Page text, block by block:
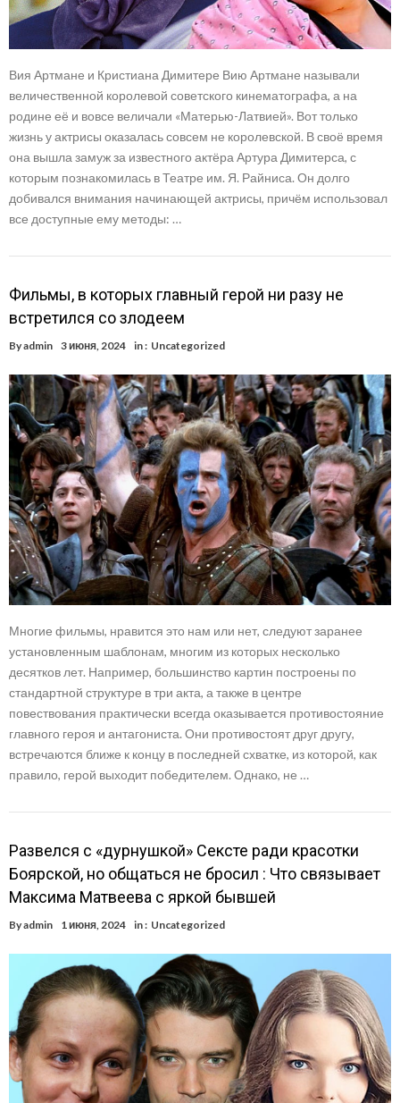
Вия Артмане и Кристиана Димитере Вию Артмане называли
величественной королевой советского кинематографа, а на
родине её и вовсе величали «Матерью-Латвией». Вот только
жизнь у актрисы оказалась совсем не королевской. В своё время
она вышла замуж за известного актёра Артура Димитерса, с
которым познакомилась в Театре им. Я. Райниса. Он долго
добивался внимания начинающей актрисы, причём использовал
все доступные ему методы: …
Фильмы, в которых главный герой ни разу не
встретился со злодеем
Byadmin 3 июня, 2024 in : Uncategorized
Многие фильмы, нравится это нам или нет, следуют заранее
установленным шаблонам, многим из которых несколько
десятков лет. Например, большинство картин построены по
стандартной структуре в три акта, а также в центре
повествования практически всегда оказывается противостояние
главного героя и антагониста. Они противостоят друг другу,
встречаются ближе к концу в последней схватке, из которой, как
правило, герой выходит победителем. Однако, не …
Развелся с «дурнушкой» Сексте ради красотки
Боярской, но общаться не бросил : Что связывает
Максима Матвеева с яркой бывшей
Byadmin 1 июня, 2024 in : Uncategorized